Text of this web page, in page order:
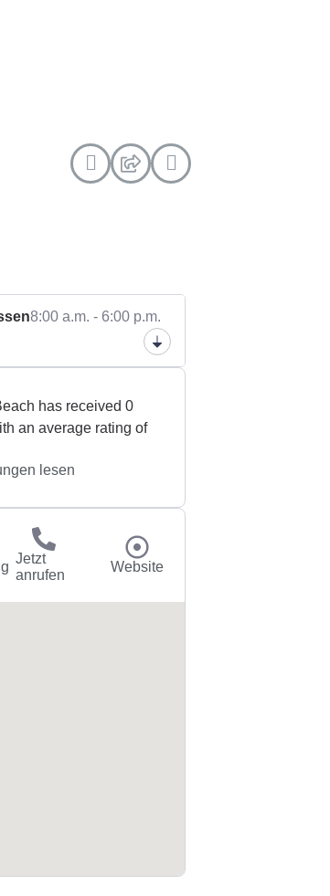
8:00 a.m. - 6:00 p.m.
has received 0
an average rating of
lesen
Jetzt
anrufen
Website